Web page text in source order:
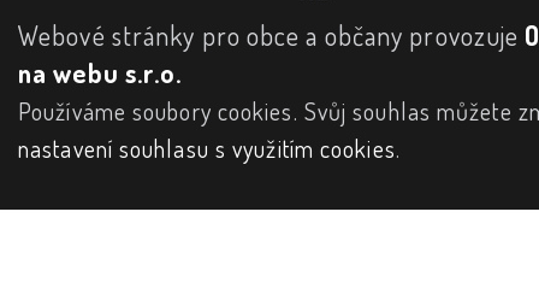
Webové stránky pro obce a občany provozuje
na webu s.r.o.
Používáme soubory cookies. Svůj souhlas můžete
nastavení souhlasu s využitím cookies.